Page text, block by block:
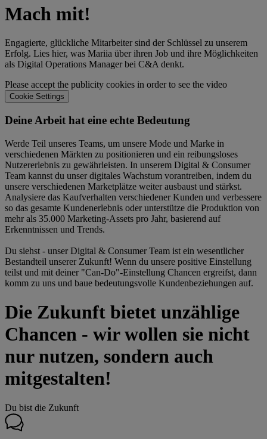
Mach mit!
Engagierte, glückliche Mitarbeiter sind der Schlüssel zu unserem
Erfolg. Lies hier, was Mariia über ihren Job und ihre Möglichkeiten
als Digital Operations Manager bei C&A denkt.
Please accept the publicity cookies in order to see the video
Cookie Settings
Deine Arbeit hat eine echte Bedeutung
Werde Teil unseres Teams, um unsere Mode und Marke in
verschiedenen Märkten zu positionieren und ein reibungsloses
Nutzererlebnis zu gewährleisten. In unserem Digital & Consumer
Team kannst du unser digitales Wachstum vorantreiben, indem du
unsere verschiedenen Marketplätze weiter ausbaust und stärkst.
Analysiere das Kaufverhalten verschiedener Kunden und verbessere
so das gesamte Kundenerlebnis oder unterstütze die Produktion von
mehr als 35.000 Marketing-Assets pro Jahr, basierend auf
Erkenntnissen und Trends.
Du siehst - unser Digital & Consumer Team ist ein wesentlicher
Bestandteil unserer Zukunft! Wenn du unsere positive Einstellung
teilst und mit deiner "Can-Do"-Einstellung Chancen ergreifst, dann
komm zu uns und baue bedeutungsvolle Kundenbeziehungen auf.
Die Zukunft bietet unzählige
Chancen - wir wollen sie nicht
nur nutzen, sondern auch
mitgestalten!
Du bist die Zukunft